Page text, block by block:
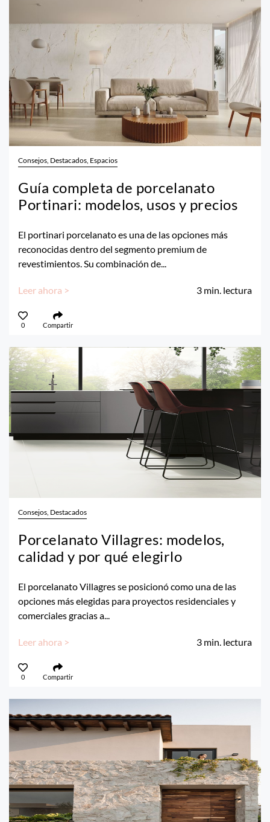
Consejos, Destacados, Espacios
Guía completa de porcelanato
Portinari: modelos, usos y precios
El portinari porcelanato es una de las opciones más
reconocidas dentro del segmento premium de
revestimientos. Su combinación de...
Leer ahora > 3 min. lectura
0 Compartir
Consejos, Destacados
Porcelanato Villagres: modelos,
calidad y por qué elegirlo
El porcelanato Villagres se posicionó como una de las
opciones más elegidas para proyectos residenciales y
comerciales gracias a...
Leer ahora > 3 min. lectura
0 Compartir